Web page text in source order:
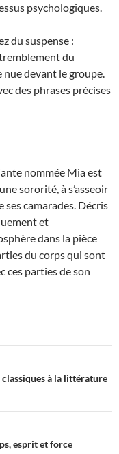
psychologiques.
du suspense :
du
devant le groupe.
des phrases précises
nommée Mia est
sororité, à s’asseoir
ses camarades. Décris
et
dans la pièce
du corps qui sont
ces parties de son
à la littérature
esprit et force